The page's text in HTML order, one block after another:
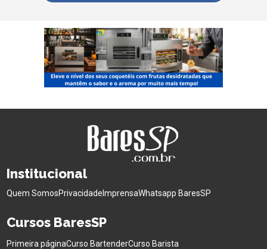
Institucional
Quem SomosPrivacidadeImprensaWhatsapp BaresSP
Cursos BaresSP
Primeira páginaCurso BartenderCurso Barista